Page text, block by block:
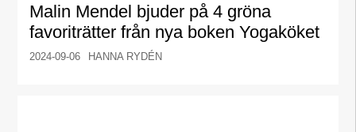
Malin Mendel bjuder på 4 gröna
favoriträtter från nya boken Yogaköket
2024-09-06 HANNA RYDÉN